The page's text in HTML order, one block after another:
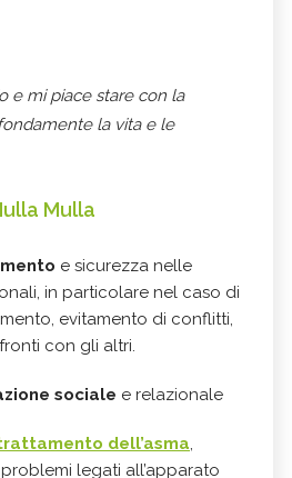
e mi piace stare con la
la vita e le
Mulla
e sicurezza nelle
in particolare nel caso di
evitamento di conflitti,
con gli altri.
sociale e relazionale
dell’asma,
problemi legati all’apparato